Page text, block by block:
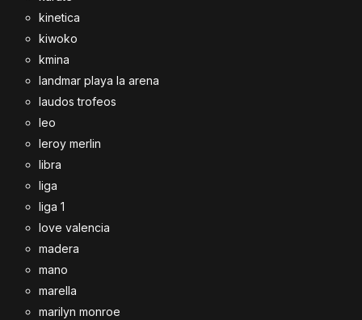
kinetica
kiwoko
kmina
landmar playa la arena
laudos trofeos
leo
leroy merlin
libra
liga
liga 1
love valencia
madera
mano
marella
marilyn monroe